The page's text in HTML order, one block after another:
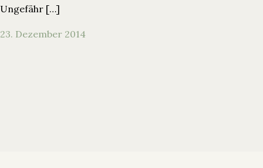
Ungefähr […]
23. Dezember 2014